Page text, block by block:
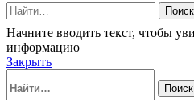
Поиск
Начните вводить текст, чтобы
информацию
Закрыть
Поиск